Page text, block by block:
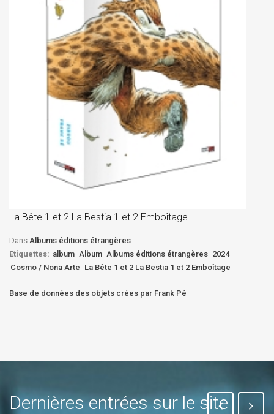
La Bête 1 et 2 La Bestia 1 et 2 Emboîtage
Dans Albums éditions étrangères
Etiquettes: album Album Albums éditions étrangères 2024
Cosmo / Nona Arte La Bête 1 et 2 La Bestia 1 et 2 Emboîtage
Base de données des objets crées par Frank Pé
Dernières entrées sur le site